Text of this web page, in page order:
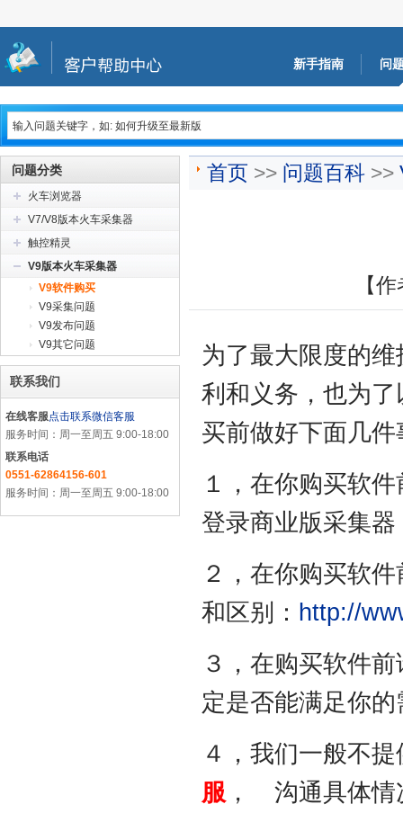
新手指南 问
问题分类
火车浏览器
V7/V8版本火车采集器
触控精灵
V9版本火车采集器
V9软件购买
V9采集问题
V9发布问题
V9其它问题
联系我们
在线客服点击联系微信客服
服务时间：周一至周五 9:00-18:00
联系电话
0551-62864156-601
服务时间：周一至周五 9:00-18:00
首页 >> 问题百科 >>
【
为了最大限度的
利和义务，也为
买前做好下面几件
１，在你购买软
登录商业版采集
２，在你购买软
和区别： http://
３，在购买软件
定是否能满足你的
４，我们一般不
服 ， 沟通具体情